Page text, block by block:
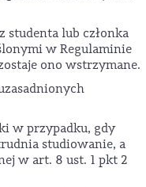
studenta lub członka
w Regulaminie
ono wstrzymane.
w przypadku, gdy
studiowanie, a
w art. 8 ust. 1 pkt 2